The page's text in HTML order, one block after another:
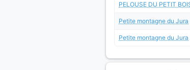
PELOUSE DU PETIT
Petite montagne du Jura
Petite montagne du Jura